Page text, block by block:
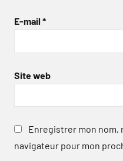
E-mail *
Site web
Enregistrer mon nom,
navigateur pour mon